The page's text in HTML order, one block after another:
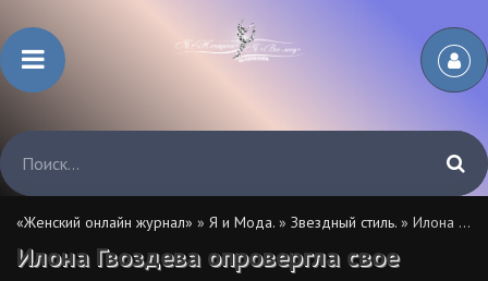
«Женский онлайн журнал» » Я и Мода. » Звездный стиль. » Илона Гвоздева опровергла свое заявление о завершении танцевальной карьеры - «Я как Звезда»
Илона Гвоздева опровергла свое